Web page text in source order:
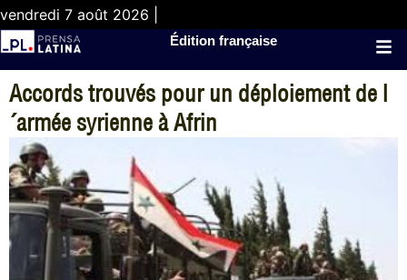
vendredi 7 août 2026 |
Édition française
Accords trouvés pour un déploiement de l
´armée syrienne à Afrin